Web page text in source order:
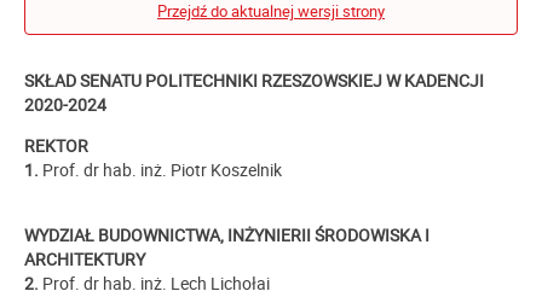
Przejdź do aktualnej wersji strony
SKŁAD SENATU POLITECHNIKI RZESZOWSKIEJ W KADENCJI
2020-2024
REKTOR
1. Prof. dr hab. inż. Piotr Koszelnik
WYDZIAŁ BUDOWNICTWA, INŻYNIERII ŚRODOWISKA I
ARCHITEKTURY
2. Prof. dr hab. inż. Lech Lichołai